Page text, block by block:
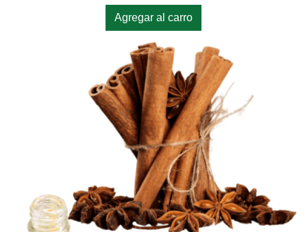
Agregar al carro